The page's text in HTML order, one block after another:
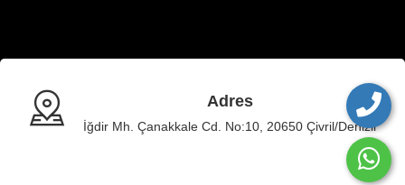
Adres
İğdir Mh. Çanakkale Cd. No:10, 20650 Çivril/Denizli